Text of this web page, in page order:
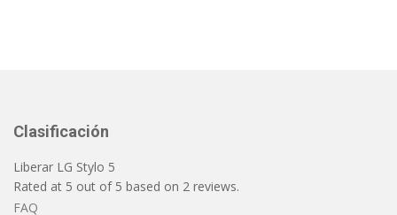
Clasificación
Liberar LG Stylo 5
Rated at 5 out of 5 based on 2 reviews.
FAQ